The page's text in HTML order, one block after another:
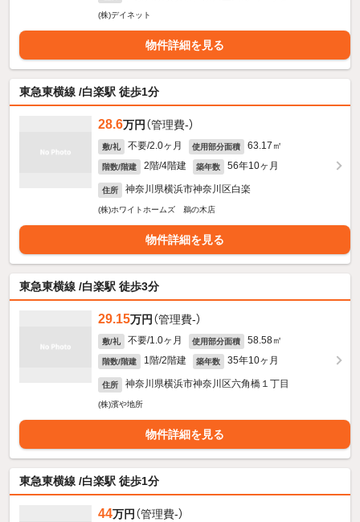
(株)デイネット
物件詳細を見る
東急東横線 /白楽駅 徒歩1分
28.6万円 （管理費-）
敷/礼 不要/2.0ヶ月 使用部分面積 63.17㎡
階数/階建 2階/4階建 築年数 56年10ヶ月
住所 神奈川県横浜市神奈川区白楽
(株)ホワイトホームズ 鵜の木店
物件詳細を見る
東急東横線 /白楽駅 徒歩3分
29.15万円 （管理費-）
敷/礼 不要/1.0ヶ月 使用部分面積 58.58㎡
階数/階建 1階/2階建 築年数 35年10ヶ月
住所 神奈川県横浜市神奈川区六角橋１丁目
(株)濱や地所
物件詳細を見る
東急東横線 /白楽駅 徒歩1分
44万円 （管理費-）